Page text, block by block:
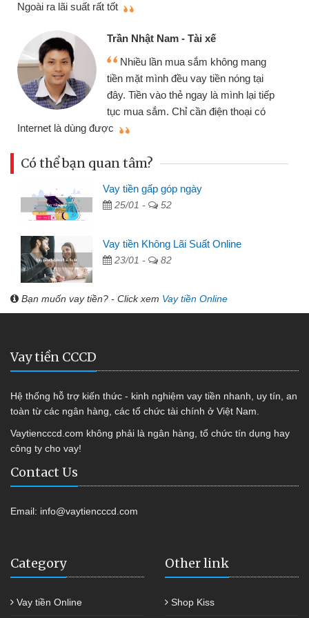
Cấn Văn Lực - Tạp hóa
Tôi kinh doanh buôn bán nhỏ lẻ
nhiều lúc cần vốn nhập hàng, nhờ biết
đến website qua bạn bè giới thiệu tôi
đã giải quyết được công việc của
Có thể bạn quan tâm?
Vay tiền gấp góp ngày
25/01 - 52
Vay tiền Không Lãi Suất Online
23/01 - 82
Bạn muốn vay tiền? - Click xem Vay tiền Online
Vay tiền CCCD
Hệ thống hỗ trợ kiến thức - kinh nghiệm vay tiền nhanh, uy tín, an
toàn từ các ngân hàng, các tổ chức tài chính ở Việt Nam.
Vaytiencccd.com không phải là ngân hàng, tổ chức tín dụng hay
công ty cho vay!
Contact Us
Email: info@vaytiencccd.com
Category
Vay tiền Online
Other link
Shop Kiss